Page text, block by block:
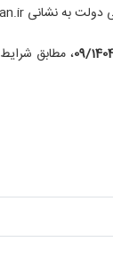
، مطابق